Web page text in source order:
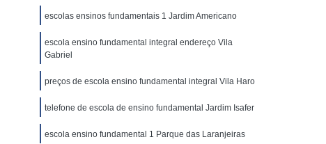
escolas ensinos fundamentais 1 Jardim Americano
escola ensino fundamental integral endereço Vila
Gabriel
preços de escola ensino fundamental integral Vila Haro
telefone de escola de ensino fundamental Jardim Isafer
escola ensino fundamental 1 Parque das Laranjeiras